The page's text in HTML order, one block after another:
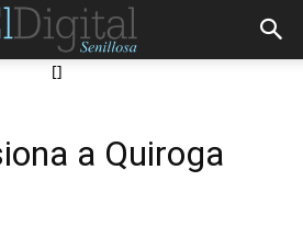
[]
a Quiroga